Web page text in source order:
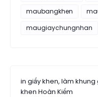
maubangkhen
maugiaychungnhan
in giấy khen, làm khung
khen Hoàn Kiếm